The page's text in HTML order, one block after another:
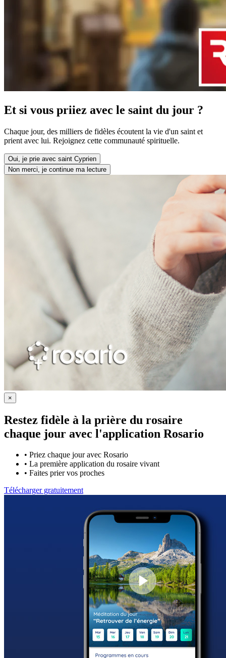
Et si vous priiez avec le saint du jour ?
Chaque jour, des milliers de fidèles écoutent la vie d'un saint et
prient avec lui. Rejoignez cette communauté spirituelle.
Oui, je prie avec saint Cyprien
Non merci, je continue ma lecture
×
Restez fidèle à la prière du rosaire
chaque jour avec l'application Rosario
• Priez chaque jour avec Rosario
• La première application du rosaire vivant
• Faites prier vos proches
Télécharger gratuitement